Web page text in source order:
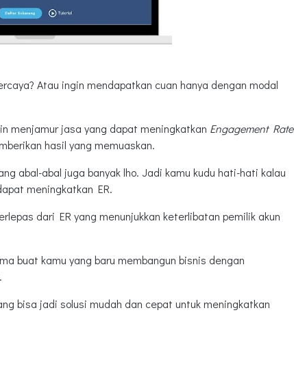
Atau ingin mendapatkan cuan hanya dengan modal
menjamur jasa yang dapat meningkatkan Engagement Rate
hasil yang memuaskan.
abal-abal juga banyak lho. Jadi kamu kudu hati-hati kalau
meningkatkan ER.
dari ER yang menunjukkan keterlibatan pemilik akun
buat kamu yang baru membangun bisnis dengan
bisa jadi solusi mudah dan cepat untuk meningkatkan